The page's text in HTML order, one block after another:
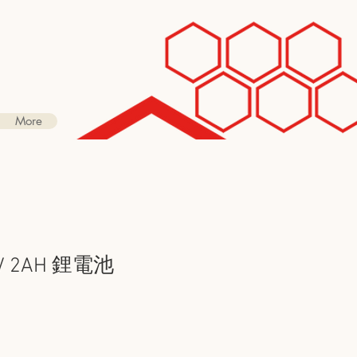
More
2AH 鋰電池